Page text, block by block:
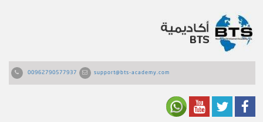
00962790577937 support@bts-academy.com